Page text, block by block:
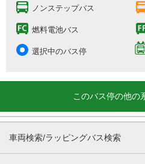
ノンステップバス
燃料電池バス
選択中のバス停
このバス停の他の
車両検索/ラッピングバス検索